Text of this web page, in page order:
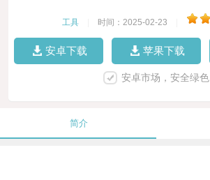
工具 时间：2025-02-23
安卓下载 苹果下载
安卓市场，安全绿色
简介